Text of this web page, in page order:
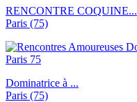
RENCONTRE COQUINE...
Paris (75)
Dominatrice à ...
Paris (75)